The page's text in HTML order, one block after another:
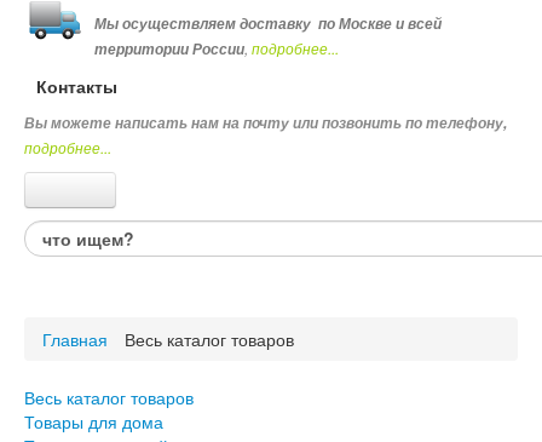
Мы осуществляем доставку по Москве и всей
территории России, подробнее...
Контакты
Вы можете написать нам на почту или позвонить по телефону,
подробнее...
Каталог товаров
Товары для детей, игрушки
Радиоуправляемые модели на пульте
Красота и здоровье
Главная Весь каталог товаров
Весь каталог товаров
Товары для дома